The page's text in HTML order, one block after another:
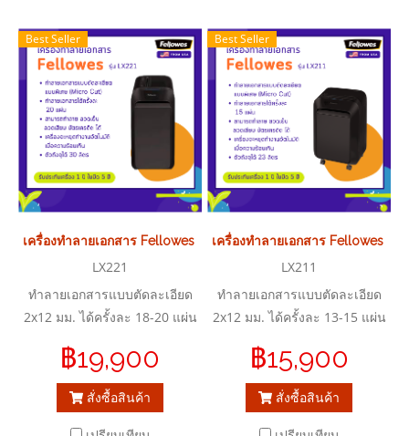
Best Seller
เครื่องทำลายเอกสาร Fellowes รุ่น LX221
LX221
ทำลายเอกสารแบบตัดละเอียด
2x12 มม. ได้ครั้งละ 18-20 แผ่น
฿19,900
สั่งซื้อสินค้า
Best Seller
เครื่องทำลายเอกสาร Fellowes รุ่น
LX211
ทำลายเอกสารแบบตัดละเอียด
2x12 มม. ได้ครั้งละ 13-15 แผ่น
฿15,900
สั่งซื้อสินค้า